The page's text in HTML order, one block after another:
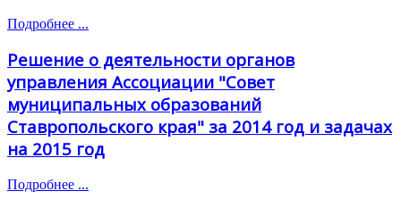
Подробнее ...
Решение о деятельности органов
управления Ассоциации "Совет
муниципальных образований
Ставропольского края" за 2014 год и задачах
на 2015 год
Подробнее ...